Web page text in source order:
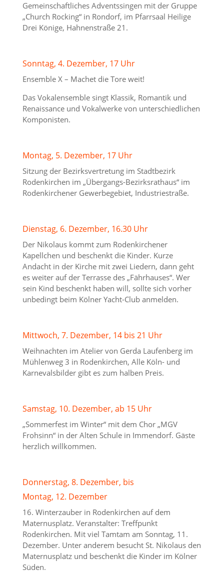
Gemeinschaftliches Adventssingen mit der Gruppe
„Church Rocking“ in Rondorf, im Pfarrsaal Heilige
Drei Könige, Hahnenstraße 21.
Sonntag, 4. Dezember, 17 Uhr
Ensemble X – Machet die Tore weit!
Das Vokalensemble singt Klassik, Romantik und
Renaissance und Vokalwerke von unterschiedlichen
Komponisten.
Montag, 5. Dezember, 17 Uhr
Sitzung der Bezirksvertretung im Stadtbezirk
Rodenkirchen im „Übergangs-Bezirksrathaus“ im
Rodenkirchener Gewerbegebiet, Industriestraße.
Dienstag, 6. Dezember, 16.30 Uhr
Der Nikolaus kommt zum Rodenkirchener
Kapellchen und beschenkt die Kinder. Kurze
Andacht in der Kirche mit zwei Liedern, dann geht
es weiter auf der Terrasse des „Fährhauses“. Wer
sein Kind beschenkt haben will, sollte sich vorher
unbedingt beim Kölner Yacht-Club anmelden.
Mittwoch, 7. Dezember, 14 bis 21 Uhr
Weihnachten im Atelier von Gerda Laufenberg im
Mühlenweg 3 in Rodenkirchen, Alle Köln- und
Karnevalsbilder gibt es zum halben Preis.
Samstag, 10. Dezember, ab 15 Uhr
„Sommerfest im Winter“ mit dem Chor „MGV
Frohsinn“ in der Alten Schule in Immendorf. Gäste
herzlich willkommen.
Donnerstag, 8. Dezember, bis
Montag, 12. Dezember
16. Winterzauber in Rodenkirchen auf dem
Maternusplatz. Veranstalter: Treffpunkt
Rodenkirchen. Mit viel Tamtam am Sonntag, 11.
Dezember. Unter anderem besucht St. Nikolaus den
Maternusplatz und beschenkt die Kinder im Kölner
Süden.